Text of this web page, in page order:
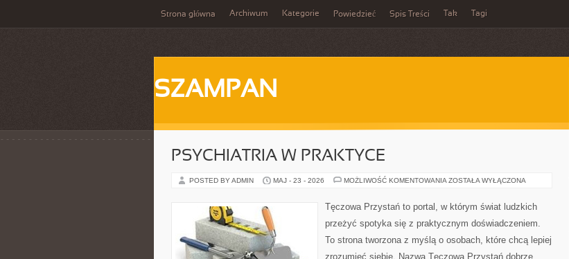
Strona główna Archiwum Kategorie Powiedzieć Spis Treści Tak Tagi
SZAMPAN
PSYCHIATRIA W PRAKTYCE
POSTED BY ADMIN MAJ - 23 - 2026 MOŻLIWOŚĆ KOMENTOWANIA PSYCHIATRIA
ZOSTAŁA WYŁĄCZONA
Tęczowa Przystań to portal, w którym świat ludzkich
przeżyć spotyka się z praktycznym doświadczeniem.
To strona tworzona z myślą o osobach, które chcą lepiej
zrozumieć siebie. Nazwa Tęczowa Przystań dobrze